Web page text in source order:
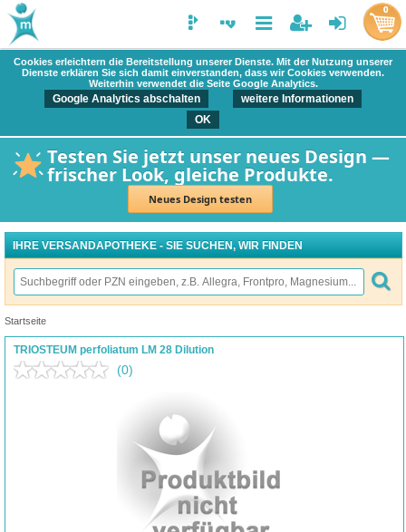
Cookies erleichtern die Bereitstellung unserer Dienste. Mit der Nutzung unserer
Dienste erklären Sie sich damit einverstanden, dass wir Cookies verwenden.
Weiterhin verwendet die Seite Google Analytics.
Google Analytics abschalten
weitere Informationen
OK
Testen Sie jetzt unser neues Design —
frischer Look, gleiche Produkte.
Neues Design testen
0
IHRE VERSANDAPOTHEKE - SIE SUCHEN, WIR FINDEN
Startseite
TRIOSTEUM perfoliatum LM 28 Dilution
(0)